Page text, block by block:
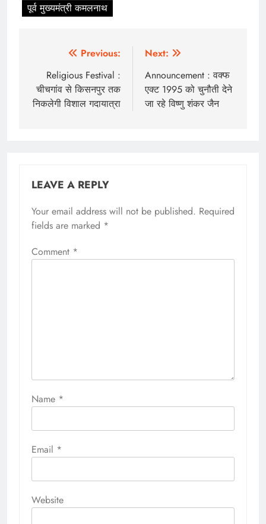
पूर्व मुख्यमंत्री कमलनाथ
navigation
Previous:
Religious Festival :
चीचगांव से किसनपुर तक
निकलेगी विशाल गदायात्रा
Next:
Announcement : वक्फ
एक्ट 1995 को चुनौती देने
जा रहे विष्णु शंकर जैन
LEAVE A REPLY
Your email address will not be published. Required
fields are marked *
Comment *
Name *
Email *
Website